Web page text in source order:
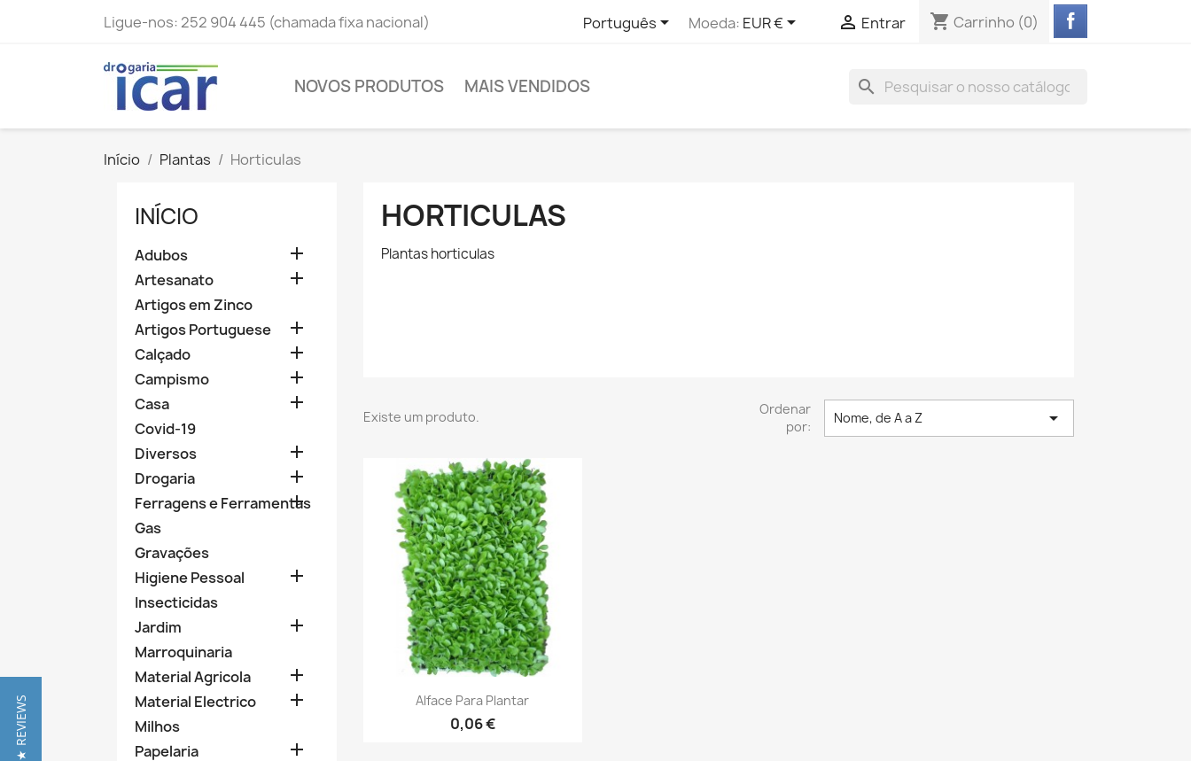
Ligue-nos: 252 904 445 (chamada fixa nacional) Português Moeda: EUR €  Entrar shopping_cart Carrinho (0)
NOVOS PRODUTOS MAIS VENDIDOS search
Início Plantas Horticulas
INÍCIO
Adubos 
Artesanato 
Artigos em Zinco
Artigos Portuguese

Calçado 
Campismo 
Casa 
Covid-19
Diversos

Drogaria 
Ferragens e Ferramentas

Gas
Gravações
Higiene Pessoal

Insecticidas
Jardim

Marroquinaria
Material Agricola

Material Electrico 
Milhos
Papelaria

HORTICULAS
Plantas horticulas
Existe um produto.
Ordenar
por:
Nome, de A a Z 
Alface Para Plantar
0,06 €
Vista rápida
★ REVIEWS